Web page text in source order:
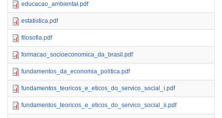
educacao_ambiental.pdf
estatistica.pdf
filosofia.pdf
formacao_socioeconomica_da_brasil.pdf
fundamentos_da_economia_politica.pdf
fundamentos_teoricos_e_eticos_do_servico_social_i.pdf
fundamentos_teoricos_e_eticos_do_servico_social_ii.pdf